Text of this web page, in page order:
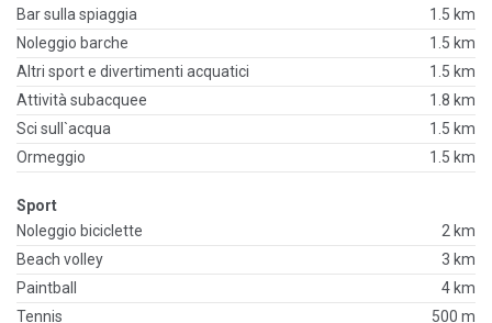
Bar sulla spiaggia
1.5 km
Noleggio barche
1.5 km
Altri sport e divertimenti acquatici
1.5 km
Attività subacquee
1.8 km
Sci sull`acqua
1.5 km
Ormeggio
1.5 km
Sport
Noleggio biciclette
2 km
Beach volley
3 km
Paintball
4 km
Tennis
500 m